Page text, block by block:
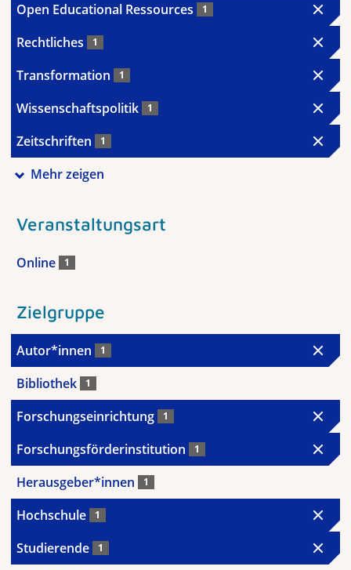
Open Educational Ressources 1
Rechtliches 1
Transformation 1
Wissenschaftspolitik 1
Zeitschriften 1
Mehr zeigen
Veranstaltungsart
Online 1
Zielgruppe
Autor*innen 1
Bibliothek 1
Forschungseinrichtung 1
Forschungsförderinstitution 1
Herausgeber*innen 1
Hochschule 1
Studierende 1